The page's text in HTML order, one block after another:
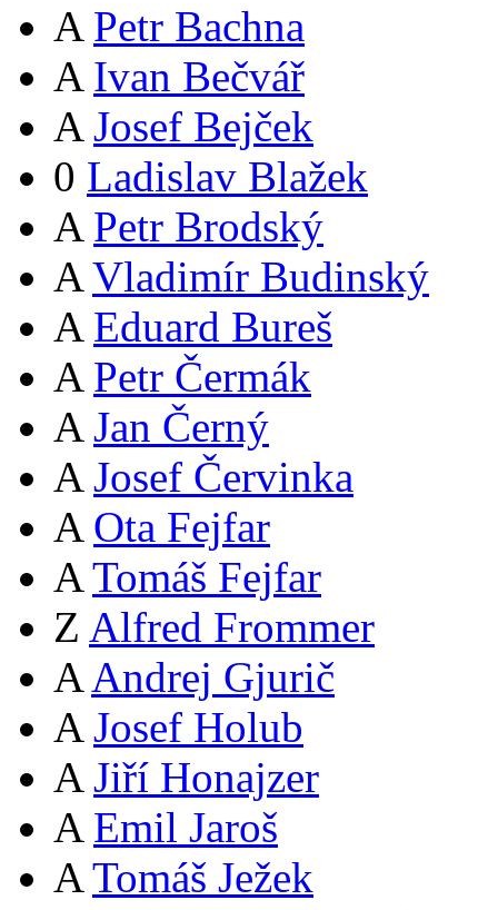
A Petr Bachna
A Ivan Bečvář
A Josef Bejček
0 Ladislav Blažek
A Petr Brodský
A Vladimír Budinský
A Eduard Bureš
A Petr Čermák
A Jan Černý
A Josef Červinka
A Ota Fejfar
A Tomáš Fejfar
Z Alfred Frommer
A Andrej Gjurič
A Josef Holub
A Jiří Honajzer
A Emil Jaroš
A Tomáš Ježek